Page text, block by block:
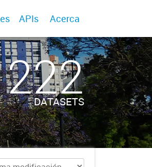
APIs Acerca
222
DATASETS